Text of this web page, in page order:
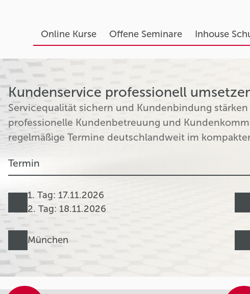
Online Kurse Offene Seminare Inhouse
Kundenservice professionell
Servicequalität sichern und Kundenbindung
professionelle Kundenbetreuung und
regelmäßige Termine deutschlandweit im
Termin
1. Tag: 17.11.2026
2. Tag: 18.11.2026
München